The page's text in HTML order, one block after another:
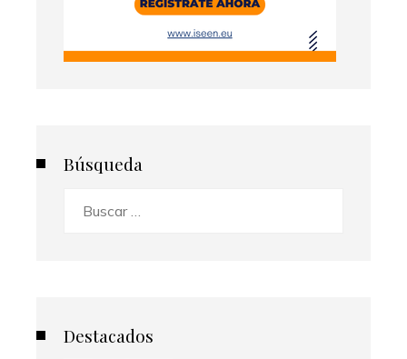
Búsqueda
Destacados